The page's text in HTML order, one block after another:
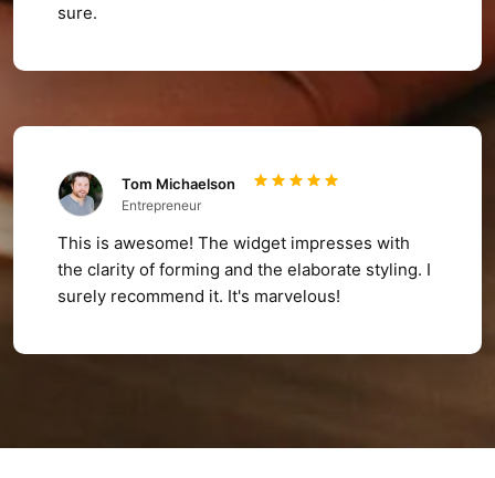
sure.
Tom Michaelson
Entrepreneur
This is awesome! The widget impresses with
the clarity of forming and the elaborate styling. I
surely recommend it. It's marvelous!